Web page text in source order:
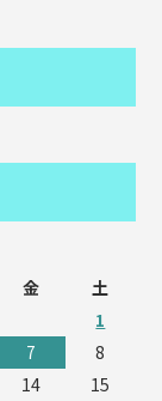
金
土
1
7
8
14 15